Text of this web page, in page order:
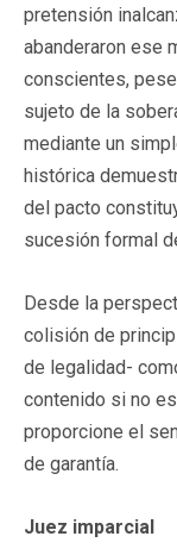
pretensión
abanderaron ese
conscientes,
sujeto de la
mediante un
histórica
del pacto
sucesión formal
Desde la
colisión de
de legalidad-
contenido si no
proporcione el
de garantía.
Juez imparcial